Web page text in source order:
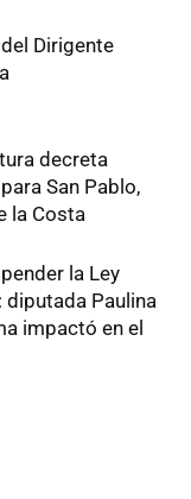
Dirigente
decreta
San Pablo,
la Costa
la Ley
diputada Paulina
impactó en el